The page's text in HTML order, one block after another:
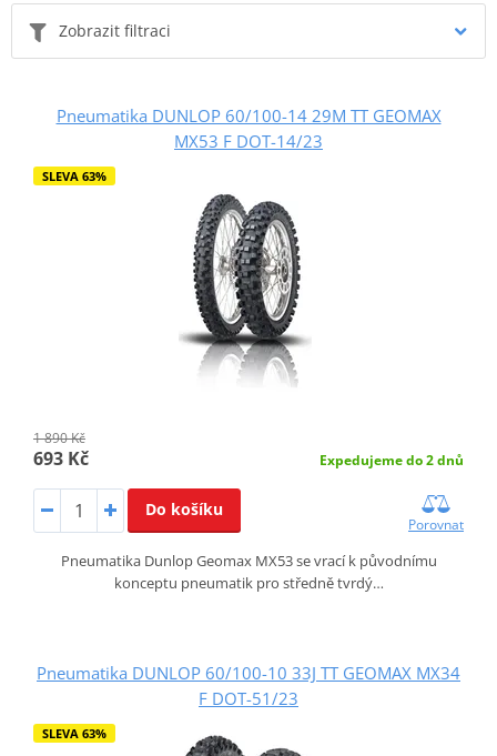
Zobrazit filtraci
Pneumatika DUNLOP 60/100-14 29M TT GEOMAX
MX53 F DOT-14/23
SLEVA 63%
1 890 Kč
693 Kč Expedujeme do 2 dnů
Do košíku
Porovnat
Pneumatika Dunlop Geomax MX53 se vrací k původnímu
konceptu pneumatik pro středně tvrdý…
Pneumatika DUNLOP 60/100-10 33J TT GEOMAX MX34
F DOT-51/23
SLEVA 63%